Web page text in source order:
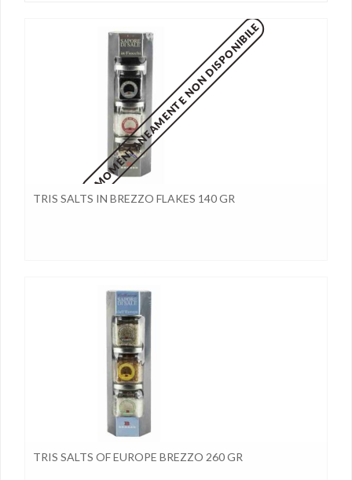
MOMENTANEAMENTE NON DISPONIBILE
TRIS SALTS IN BREZZO FLAKES 140 GR
TRIS SALTS OF EUROPE BREZZO 260 GR